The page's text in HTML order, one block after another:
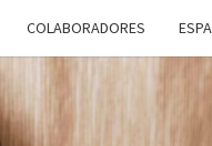
COLABORADORES